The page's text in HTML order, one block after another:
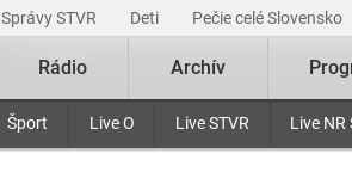
Správy STVR Deti Pečie celé Slovensko
Šport Live O Live STVR Live NR
Rádio Archív